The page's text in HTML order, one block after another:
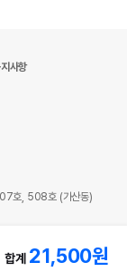
합계 21,500원
사항
호, 508호 (가산동)